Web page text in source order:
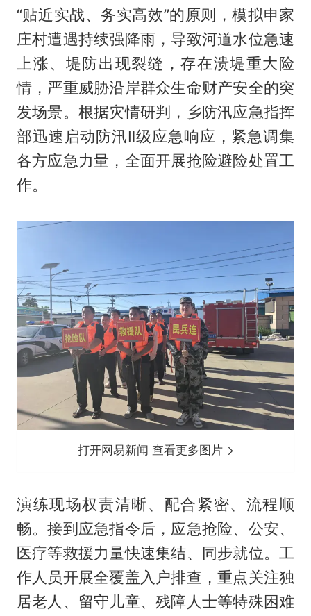
“贴近实战、务实高效”的原则，模拟申家
庄村遭遇持续强降雨，导致河道水位急速
上涨、堤防出现裂缝，存在溃堤重大险
情，严重威胁沿岸群众生命财产安全的突
发场景。根据灾情研判，乡防汛应急指挥
部迅速启动防汛Ⅱ级应急响应，紧急调集
各方应急力量，全面开展抢险避险处置工
作。
打开网易新闻 查看更多图片
演练现场权责清晰、配合紧密、流程顺
畅。接到应急指令后，应急抢险、公安、
医疗等救援力量快速集结、同步就位。工
作人员开展全覆盖入户排查，重点关注独
居老人、留守儿童、残障人士等特殊困难